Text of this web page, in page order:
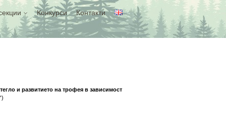
Конкурси Контакти
и развитието на трофея в зависимост